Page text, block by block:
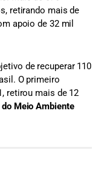
retirando mais de
apoio de 32 mil
de recuperar 110
O primeiro
retirou mais de 12
Meio Ambiente